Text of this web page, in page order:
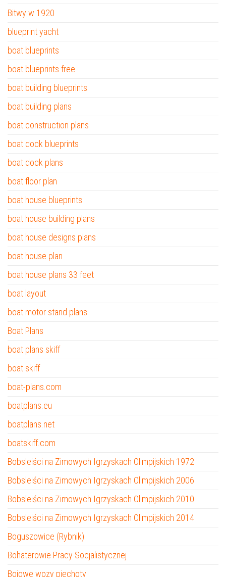
Bitwy w 1920
blueprint yacht
boat blueprints
boat blueprints free
boat building blueprints
boat building plans
boat construction plans
boat dock blueprints
boat dock plans
boat floor plan
boat house blueprints
boat house building plans
boat house designs plans
boat house plan
boat house plans 33 feet
boat layout
boat motor stand plans
Boat Plans
boat plans skiff
boat skiff
boat-plans.com
boatplans.eu
boatplans.net
boatskiff.com
Bobsleiści na Zimowych Igrzyskach Olimpijskich 1972
Bobsleiści na Zimowych Igrzyskach Olimpijskich 2006
Bobsleiści na Zimowych Igrzyskach Olimpijskich 2010
Bobsleiści na Zimowych Igrzyskach Olimpijskich 2014
Boguszowice (Rybnik)
Bohaterowie Pracy Socjalistycznej
Bojowe wozy piechoty